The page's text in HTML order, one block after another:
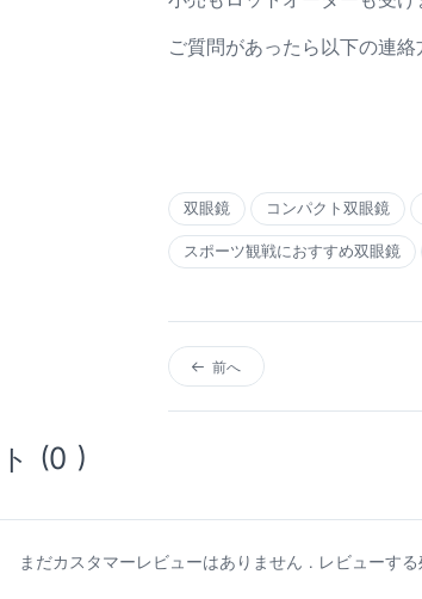
ご質問があったら以下の連絡
双眼鏡 コンパクト双眼鏡
スポーツ観戦におすすめ双眼鏡
前へ
(0 )
まだカスタマーレビューはありません . レビューす